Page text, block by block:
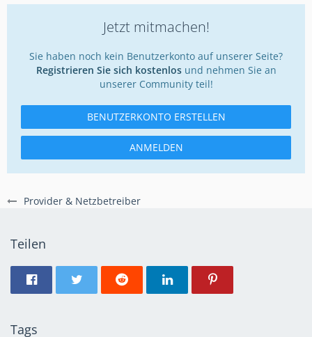
Provider & Netzbetreiber
Jetzt mitmachen!
Sie haben noch kein Benutzerkonto auf unserer Seite?
Registrieren Sie sich kostenlosund nehmen Sie an
unserer Community teil!
BENUTZERKONTO ERSTELLEN
ANMELDEN
Teilen
Tags